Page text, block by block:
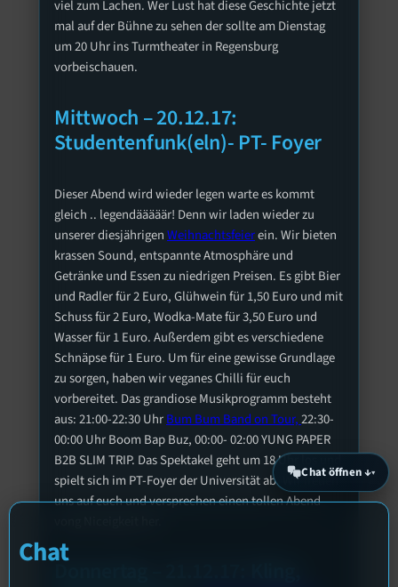
viel zum Lachen. Wer Lust hat diese Geschichte jetzt
mal auf der Bühne zu sehen der sollte am Dienstag
um 20 Uhr ins Turmtheater in Regensburg
vorbeischauen.
Mittwoch – 20.12.17:
Studentenfunk(eln)- PT- Foyer
Dieser Abend wird wieder legen warte es kommt
gleich .. legendääääär! Denn wir laden wieder zu
unserer diesjährigenWeihnachtsfeierein. Wir bieten
krassen Sound, entspannte Atmosphäre und
Getränke und Essen zu niedrigen Preisen. Es gibt Bier
und Radler für 2 Euro, Glühwein für 1,50 Euro und mit
Schuss für 2 Euro, Wodka-Mate für 3,50 Euro und
Wasser für 1 Euro. Außerdem gibt es verschiedene
Schnäpse für 1 Euro. Um für eine gewisse Grundlage
zu sorgen, haben wir veganes Chilli für euch
vorbereitet. Das grandiose Musikprogramm besteht
aus: 21:00-22:30 UhrBum Bum Band on Tour,22:30-
00:00 Uhr Boom Bap Buz, 00:00- 02:00 YUNG PAPER
B2B SLIM TRIP. Das Spektakel geht um 18 Uhr los und
spielt sich im PT-Foyer der Universität ab. Wir freuen
uns auf euch und versprechen einen tollen Abend
Chat öffnen ↓
Chat